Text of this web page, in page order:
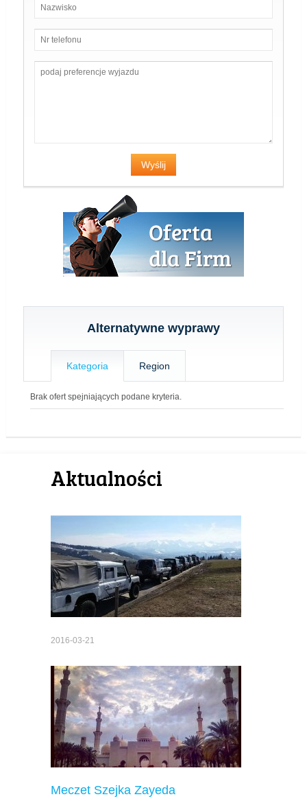
Alternatywne wyprawy
Kategoria Region
Brak ofert spejniających podane kryteria.
Aktualności
2016-03-21
Meczet Szejka Zayeda